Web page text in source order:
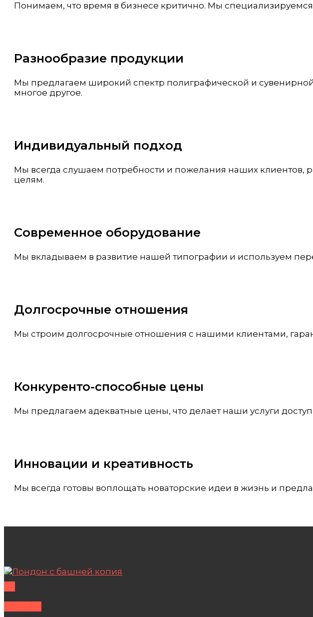
Понимаем, что время в бизнесе критично. Мы
Разнообразие продукции
Мы предлагаем широкий спектр полиграфической и
многое другое.
Индивидуальный подход
Мы всегда слушаем потребности и пожелания наших клиентов,
целям.
Современное оборудование
Мы вкладываем в развитие нашей типографии и используем
Долгосрочные отношения
Мы строим долгосрочные отношения с нашими клиентами,
Конкуренто-способные цены
Мы предлагаем адекватные цены, что делает наши услуги
Инновации и креативность
Мы всегда готовы воплощать новаторские идеи в жизнь и